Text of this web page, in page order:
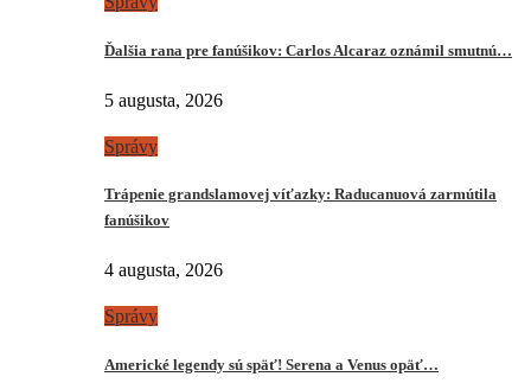
Ďalšia rana pre fanúšikov: Carlos Alcaraz oznámil smutnú…
5 augusta, 2026
Správy
Trápenie grandslamovej víťazky: Raducanuová zarmútila
fanúšikov
4 augusta, 2026
Správy
Americké legendy sú späť! Serena a Venus opäť…